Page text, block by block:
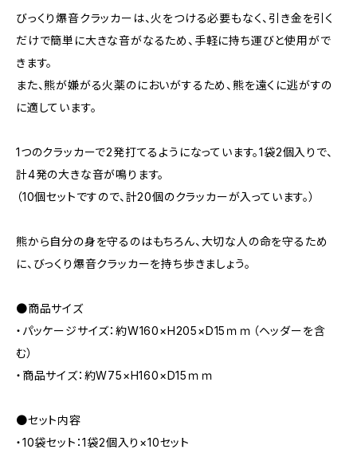
びっくり爆音クラッカーは、火をつける必要もなく、引き金を引く
だけで簡単に大きな音がなるため、手軽に持ち運びと使用がで
きます。
また、熊が嫌がる火薬のにおいがするため、熊を遠くに逃がすの
に適しています。
1つのクラッカーで2発打てるようになっています。1袋2個入りで、
計4発の大きな音が鳴ります。
（10個セットですので、計20個のクラッカーが入っています。）
熊から自分の身を守るのはもちろん、大切な人の命を守るため
に、びっくり爆音クラッカーを持ち歩きましょう。
●商品サイズ
・パッケージサイズ：約W160×H205×D15ｍｍ（ヘッダーを含
む）
・商品サイズ：約W75×H160×D15ｍｍ
●セット内容
・10袋セット：1袋2個入り×10セット